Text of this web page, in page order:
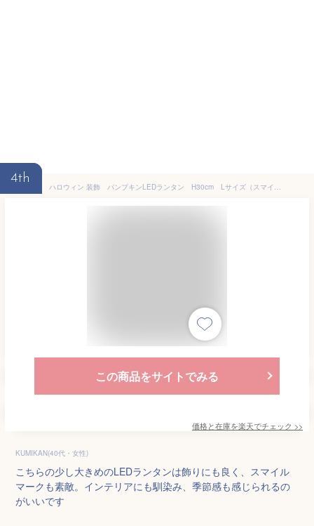
4th
ハロウィン 装飾 パンプキンLEDランタン H30cm Lサイズ（スマイル）
この商品をサイトでみる
価格と在庫を楽天でチェック >>
KUMIKAN(40代・女性)
こちらの少し大きめのLEDランタンは飾りにも良く、スマイル
マークも素敵。インテリアにも馴染み、季節感も感じられるの
がいいです